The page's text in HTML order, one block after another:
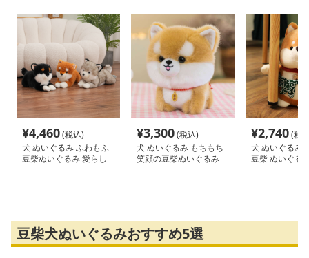
¥4,460(税込)
犬 ぬいぐるみ ふわもふ
豆柴ぬいぐるみ 愛らし
¥3,300(税込)
犬 ぬいぐるみ もちもち
笑顔の豆柴ぬいぐるみ
¥2,740(税
犬 ぬいぐるみ
豆柴 ぬいぐる
豆柴犬ぬいぐるみおすすめ5選